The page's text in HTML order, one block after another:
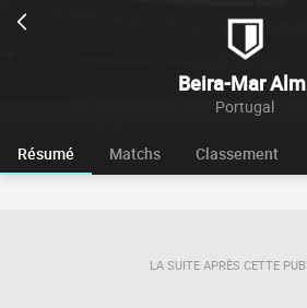
Beira-Mar
Portugal
Résumé Matchs Classement
LA SUITE APRÈS CETTE